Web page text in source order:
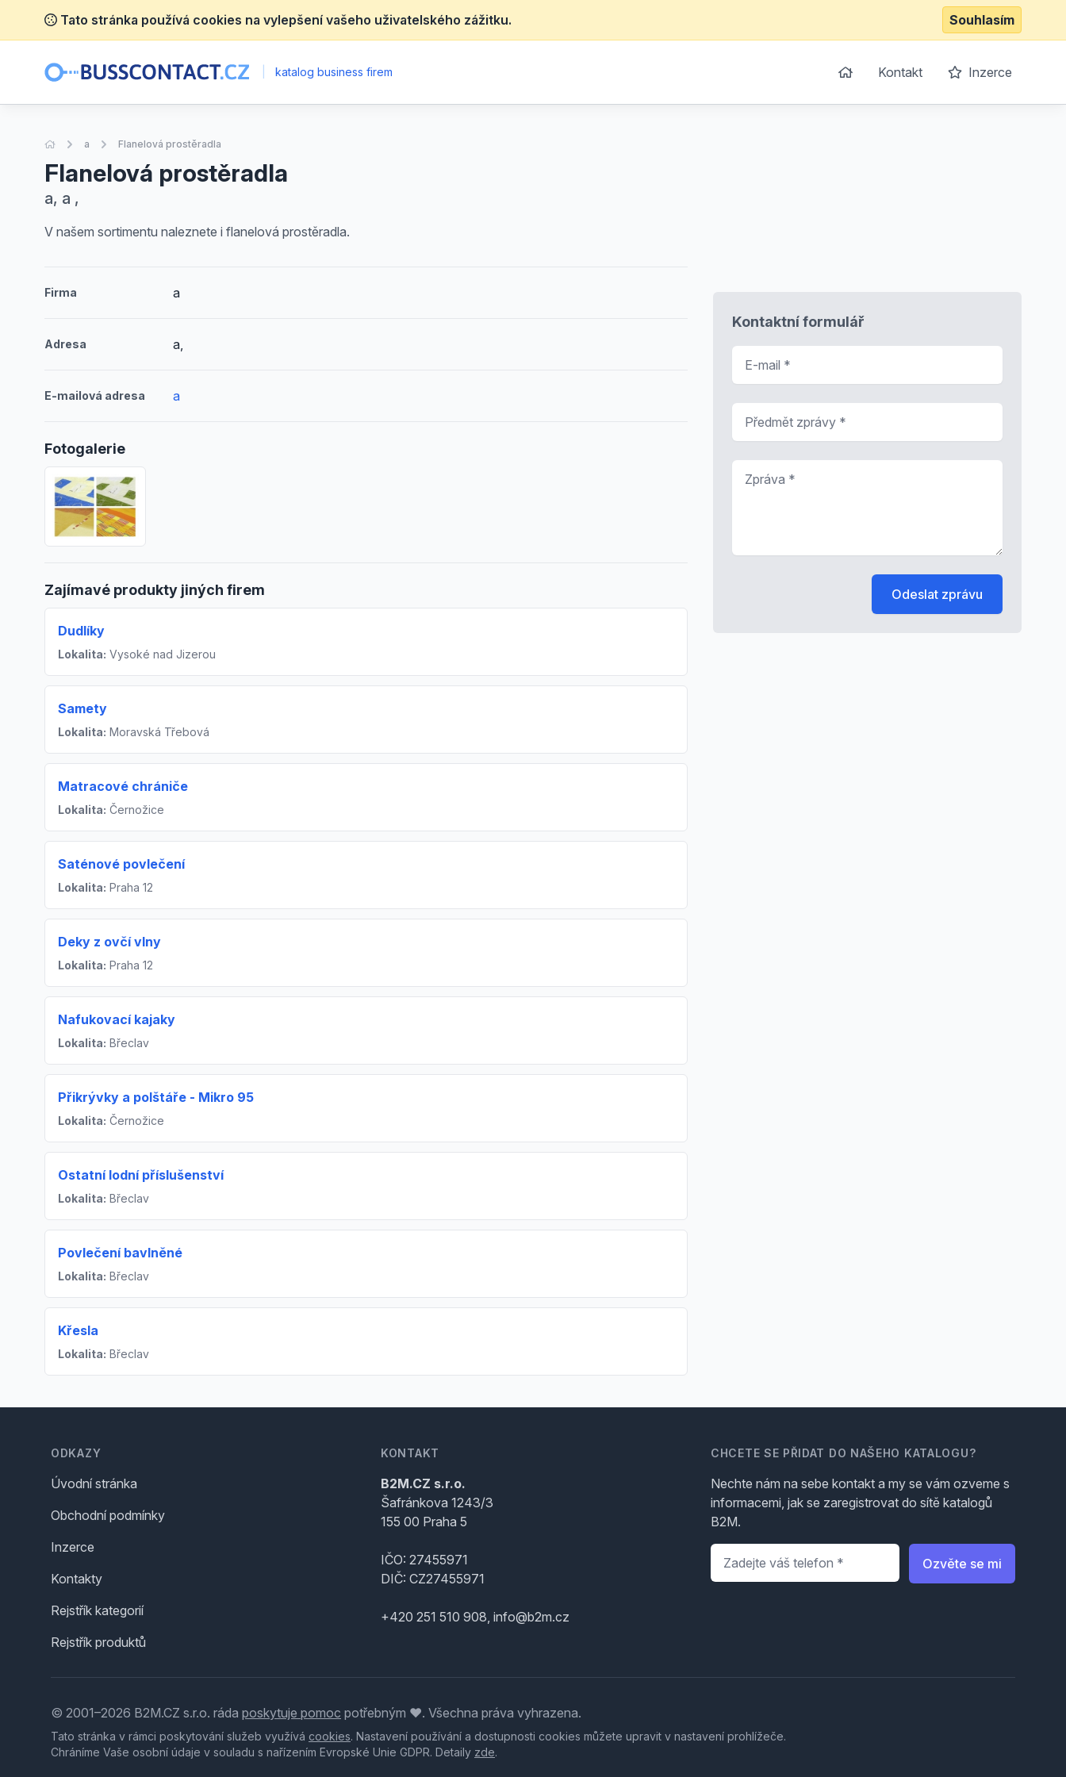
Tato stránka používá cookies na vylepšení vašeho uživatelského zážitku. Souhlasím
katalog business firem Kontakt Inzerce
Úvodní stránka
a Flanelová prostěradla
Flanelová prostěradla
a, a ,
V našem sortimentu naleznete i flanelová prostěradla.
Firma a
Adresa a,
E-mailová adresa a
Fotogalerie
Zajímavé produkty jiných firem
Dudlíky
Lokalita: Vysoké nad Jizerou
Samety
Lokalita: Moravská Třebová
Matracové chrániče
Lokalita: Černožice
Saténové povlečení
Lokalita: Praha 12
Deky z ovčí vlny
Lokalita: Praha 12
Nafukovací kajaky
Lokalita: Břeclav
Přikrývky a polštáře - Mikro 95
Lokalita: Černožice
Ostatní lodní příslušenství
Lokalita: Břeclav
Povlečení bavlněné
Lokalita: Břeclav
Křesla
Lokalita: Břeclav
Kontaktní formulář
Odeslat zprávu
ODKAZY
Úvodní stránka
Obchodní podmínky
Inzerce
Kontakty
Rejstřík kategorií
Rejstřík produktů
KONTAKT
B2M.CZ s.r.o.
Šafránkova 1243/3
155 00 Praha 5
IČO: 27455971
DIČ: CZ27455971
+420 251 510 908, info@b2m.cz
CHCETE SE PŘIDAT DO NAŠEHO KATALOGU?
Nechte nám na sebe kontakt a my se vám ozveme s
informacemi, jak se zaregistrovat do sítě katalogů
B2M.
Telefon
Ozvěte se mi
© 2001–2026 B2M.CZ s.r.o. ráda poskytuje pomoc potřebným ♥️. Všechna práva vyhrazena.
Tato stránka v rámci poskytování služeb využívá cookies. Nastavení používání a dostupnosti cookies můžete upravit v nastavení prohlížeče.
Chráníme Vaše osobní údaje v souladu s nařízením Evropské Unie GDPR. Detaily zde.